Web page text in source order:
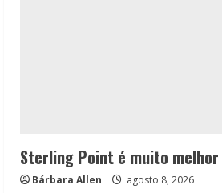
Sterling Point é muito melhor
Bárbara Allen agosto 8, 2026